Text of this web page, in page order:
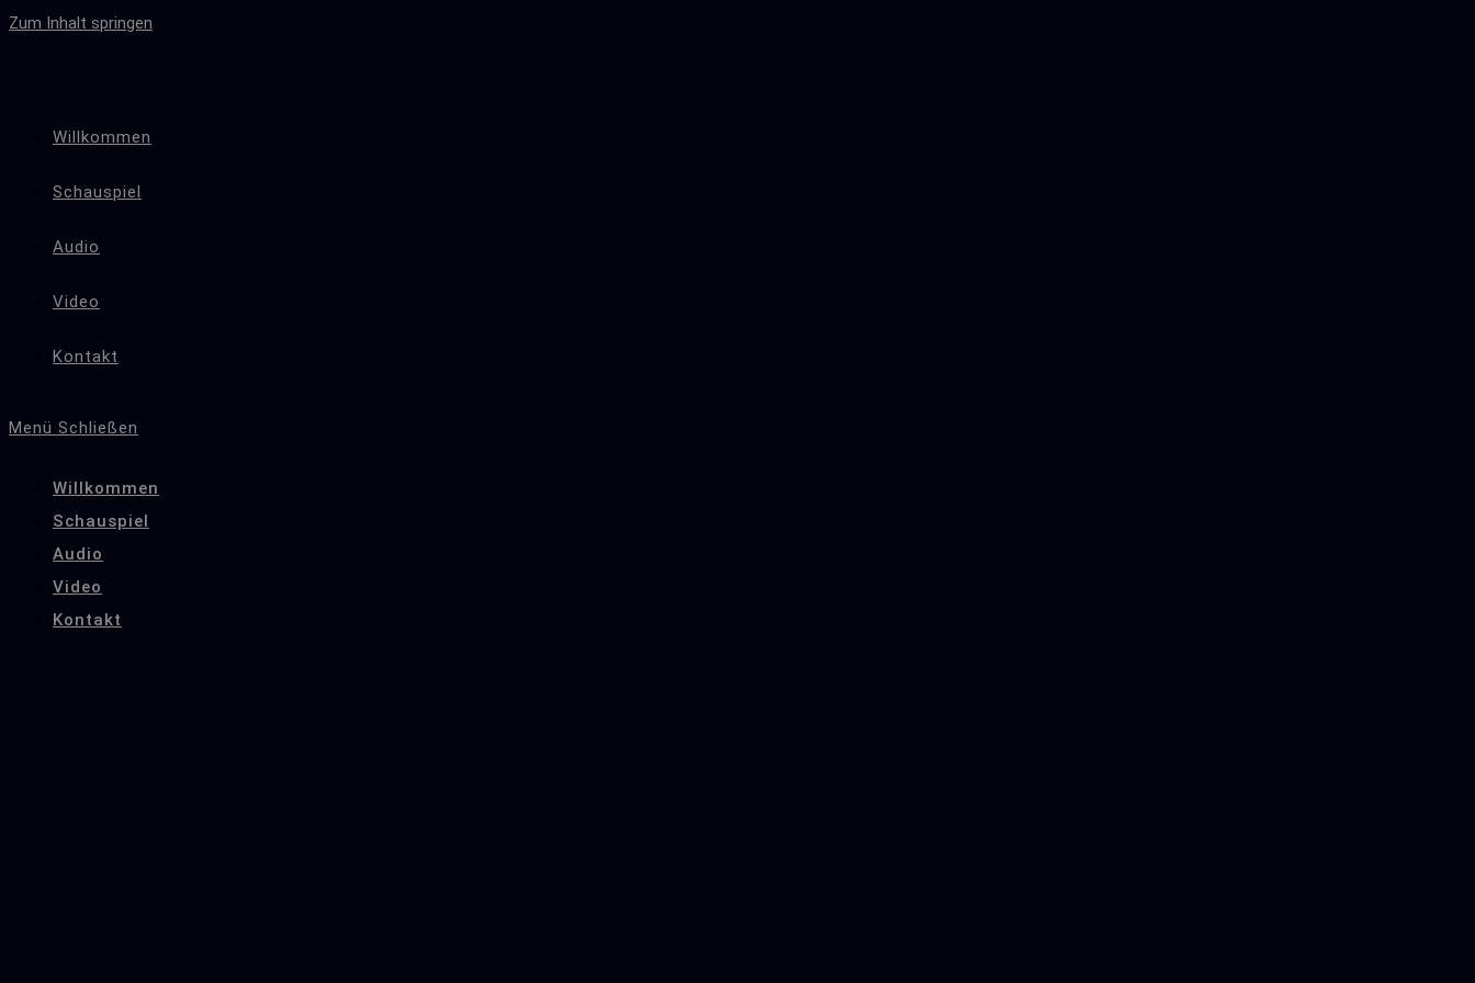
Zum Inhalt springen
Willkommen
Schauspiel
Audio
Video
Kontakt
Menü Schließen
Willkommen
Schauspiel
Audio
Video
Kontakt